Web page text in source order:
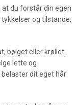
du forstår din egen
og tilstande,
bølget eller krøllet.
lette og
dit eget hår